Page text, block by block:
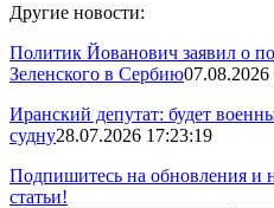
Другие новости:
Политик Йованович заявил о
Зеленского в Сербию07.08.2026
Иранский депутат: будет
судну28.07.2026 17:23:19
Подпишитесь на обновления и
статьи!